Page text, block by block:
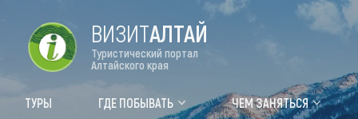
Форум VISIT ALTAI
ВИЗИТАЛТАЙ
Туристический портал
Алтайского края
ТУРЫ ГДЕ ПОБЫВАТЬ ЧЕМ ЗАНЯТЬСЯ